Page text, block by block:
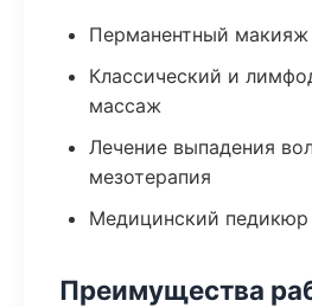
Перманентный
Классический и
массаж
Лечение выпадения
мезотерапия
Медицинский педикюр
Преимущества